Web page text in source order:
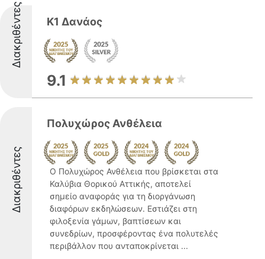
Διακριθέντες Κ1 Δανάος
9.1
Διακριθέντες
Πολυχώρος Ανθέλεια
Ο Πολυχώρος Ανθέλεια που βρίσκεται στα
Καλύβια Θορικού Αττικής, αποτελεί
σημείο αναφοράς για τη διοργάνωση
διαφόρων εκδηλώσεων. Εστιάζει στη
φιλοξενία γάμων, βαπτίσεων και
συνεδρίων, προσφέροντας ένα πολυτελές
περιβάλλον που ανταποκρίνεται ...